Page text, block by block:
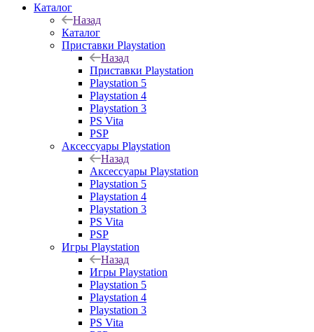
Каталог
Назад
Каталог
Приставки Playstation
Назад
Приставки Playstation
Playstation 5
Playstation 4
Playstation 3
PS Vita
PSP
Аксессуары Playstation
Назад
Аксессуары Playstation
Playstation 5
Playstation 4
Playstation 3
PS Vita
PSP
Игры Playstation
Назад
Игры Playstation
Playstation 5
Playstation 4
Playstation 3
PS Vita